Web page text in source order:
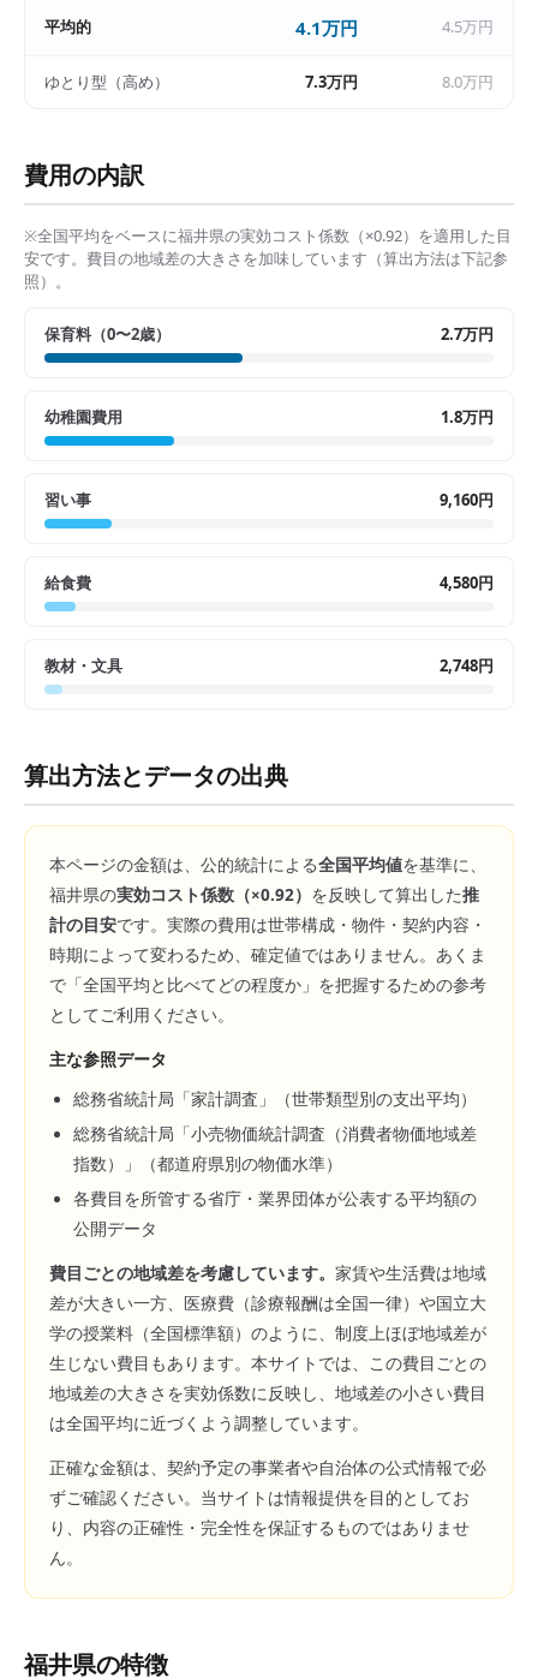
平均的 4.1万円 4.5万円
ゆとり型（高め） 7.3万円 8.0万円
費用の内訳
※全国平均をベースに福井県の実効コスト係数（×0.92）を適用した目
安です。費目の地域差の大きさを加味しています（算出方法は下記参
照）。
保育料（0〜2歳） 2.7万円
幼稚園費用 1.8万円
習い事 9,160円
給食費 4,580円
教材・文具 2,748円
算出方法とデータの出典
本ページの金額は、公的統計による全国平均値を基準に、
福井県の実効コスト係数（×0.92） を反映して算出した推
計の目安です。実際の費用は世帯構成・物件・契約内容・
時期によって変わるため、確定値ではありません。あくま
で「全国平均と比べてどの程度か」を把握するための参考
としてご利用ください。
主な参照データ
総務省統計局「家計調査」（世帯類型別の支出平均）
総務省統計局「小売物価統計調査（消費者物価地域差
指数）」（都道府県別の物価水準）
各費目を所管する省庁・業界団体が公表する平均額の
公開データ
費目ごとの地域差を考慮しています。 家賃や生活費は地域
差が大きい一方、医療費（診療報酬は全国一律）や国立大
学の授業料（全国標準額）のように、制度上ほぼ地域差が
生じない費目もあります。本サイトでは、この費目ごとの
地域差の大きさを実効係数に反映し、地域差の小さい費目
は全国平均に近づくよう調整しています。
正確な金額は、契約予定の事業者や自治体の公式情報で必
ずご確認ください。当サイトは情報提供を目的としてお
り、内容の正確性・完全性を保証するものではありませ
ん。
福井県の特徴